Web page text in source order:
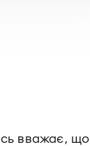
вважає, що